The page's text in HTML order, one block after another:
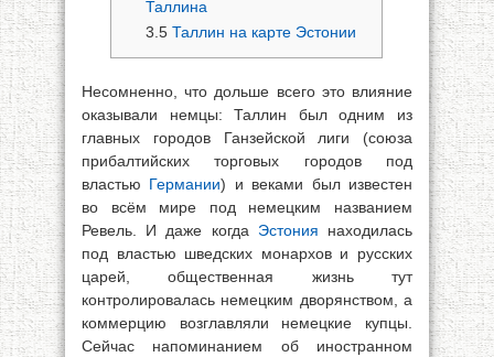
Таллина
3.5 Таллин на карте Эстонии
Несомненно, что дольше всего это влияние
оказывали немцы: Таллин был одним из
главных городов Ганзейской лиги (союза
прибалтийских торговых городов под
властью Германии) и веками был известен
во всём мире под немецким названием
Ревель. И даже когда Эстония находилась
под властью шведских монархов и русских
царей, общественная жизнь тут
контролировалась немецким дворянством, а
коммерцию возглавляли немецкие купцы.
Сейчас напоминанием об иностранном